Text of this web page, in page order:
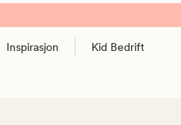
Inspirasjon Kid Bedrift